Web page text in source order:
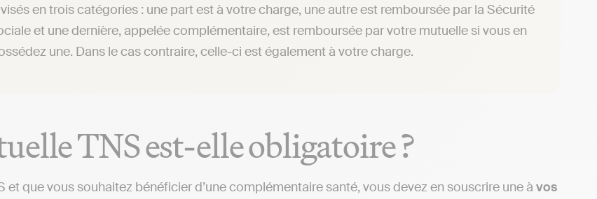
en trois catégories : une part est à votre charge, une autre est remboursée par la Sécurité
et une dernière, appelée complémentaire, est remboursée par votre mutuelle si vous en
une. Dans le cas contraire, celle-ci est également à votre charge.
TNS est-elle obligatoire ?
et que vous souhaitez bénéficier d’une complémentaire santé, vous devez en souscrire une à vos